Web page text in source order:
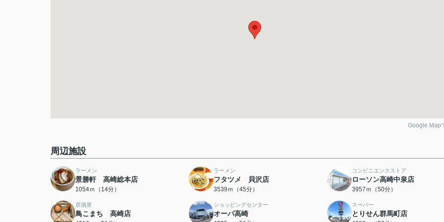
Google Map
周辺施設
ラーメン
景勝軒 高崎総本店
1054ｍ（14分）
ラーメン
フタツメ 貝沢店
3539ｍ（45分）
コンビニエンスストア
ローソン高崎中泉店
3957ｍ（50分）
居酒屋
鳥こまち 高崎店
ショッピングセンター
オーパ高崎
スーパー
とりせん群馬町店